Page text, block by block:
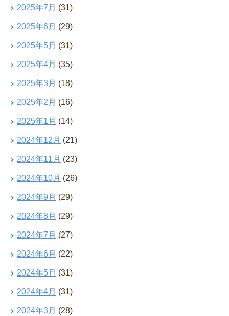
2025年7月 (31)
2025年6月 (29)
2025年5月 (31)
2025年4月 (35)
2025年3月 (18)
2025年2月 (16)
2025年1月 (14)
2024年12月 (21)
2024年11月 (23)
2024年10月 (26)
2024年9月 (29)
2024年8月 (29)
2024年7月 (27)
2024年6月 (22)
2024年5月 (31)
2024年4月 (31)
2024年3月 (28)